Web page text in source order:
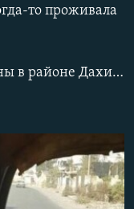
то проживала
Прилагаемые фотографии сделаны в районе Дахият аль-Асад в пригороде сирийской столицы Дамаска в ноябре 2017 года. До войны он был населен преимущественно потомками переселенцев с Кавказа - арабы называют их "джаракиза" (от слова "джарказ" - "черкес"). Боевые действия вынудили их покинуть местность, но с их прекращением они постепенно стали возвращаться в уцелевшие дома. В целом в Сирии, по разным данным, до войны проживало около 135 тысяч "джаракиза".